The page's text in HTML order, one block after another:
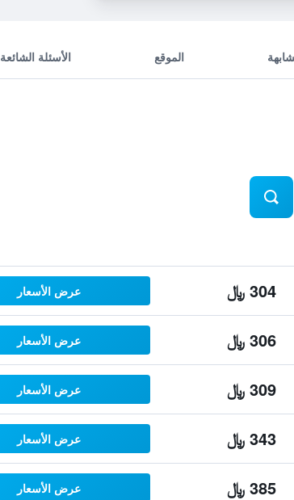
الموقع الأسئلة الشائعة
304 ﷼ عرض الأسعار
306 ﷼ عرض الأسعار
309 ﷼ عرض الأسعار
343 ﷼ عرض الأسعار
385 ﷼ عرض الأسعار